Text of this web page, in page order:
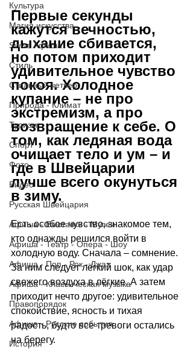
Культура
Магия искусства
Swiss Афиша
Стиль
Стильный четверг
Природа - Климат
Туризм
Спорт
Фото
Видео
Русская Швейцария
Афиша - Выставки - Музеи
Афиша - Театр - Опера - Шоу
Афиша - Поп - Рок - Джаз
Афиша - Классическая музыка
Правопорядок
Афиша - Русские события
История
Первые секунды
кажутся вечностью,
дыхание сбивается,
но потом приходит
удивительное чувство
покоя. Холодное
купание – не про
экстремизм, а про
возвращение к себе. О
том, как ледяная вода
очищает тело и ум – и
где в Швейцарии
лучше всего окунуться
в зиму.
Есть особое чувство, знакомое тем,
кто однажды решился войти в
холодную воду. Сначала – сомнение.
За ним следует лёгкий шок, как удар
свежего воздуха в лёгкие. А затем
приходит нечто другое: удивительное
спокойствие, ясность и тихая
радость, будто все тревоги остались
на берегу.